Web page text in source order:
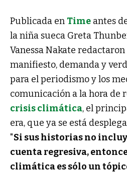
Publicada en Time antes
la niña sueca Greta
Vanessa Nakate
manifiesto, demanda y
para el periodismo y los
comunicación a la hora de
crisis climática, el
era, que ya se está
"Si sus historias no
cuenta regresiva,
climática es sólo un